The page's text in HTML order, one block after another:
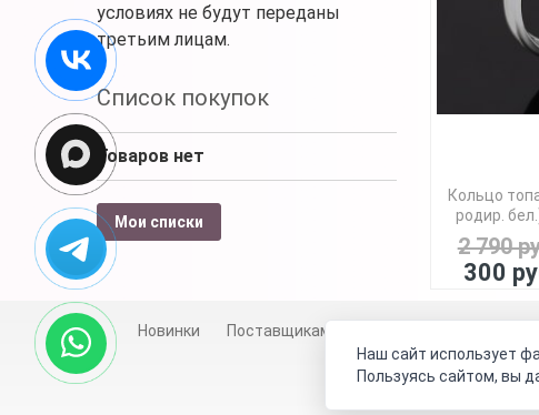
условиях не будут переданы
третьим лицам.
Список покупок
Товаров нет
Мои списки
Кольцо
родир.
2 790
300
Новинки Поставщикам
Наш сайт использует
Пользуясь сайтом, вы